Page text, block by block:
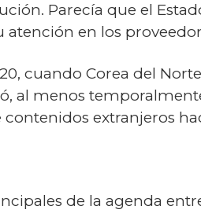
Parecía que el
en los
cuando Corea del
al menos
extranjeros
de la agenda